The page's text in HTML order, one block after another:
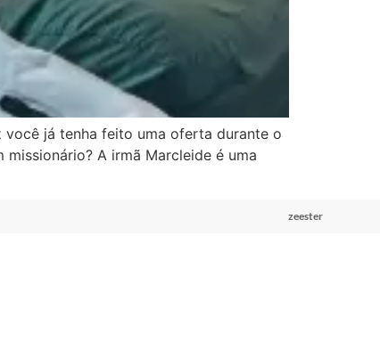
você já tenha feito uma oferta durante o
A irmã Marcleide é uma
zeester